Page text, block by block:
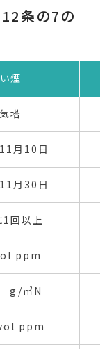
条の7の
煙
塔
月10日
月30日
1回以上
ppm
g/㎥N
ppm